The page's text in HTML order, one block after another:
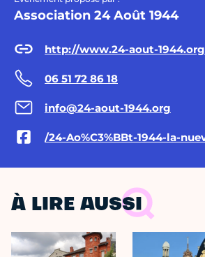
Association 24 Août 1944
http://www.24-aout-1944.org
06 51 72 86 18
info@24-aout-1944.org
À LIRE AUSSI